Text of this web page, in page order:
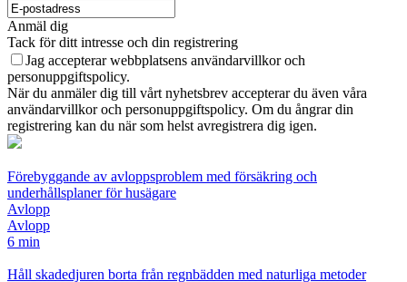
Anmäl dig
Tack för ditt intresse och din registrering
Jag accepterar webbplatsens användarvillkor och
personuppgiftspolicy.
När du anmäler dig till vårt nyhetsbrev accepterar du även våra
användarvillkor och personuppgiftspolicy. Om du ångrar din
registrering kan du när som helst avregistrera dig igen.
Förebyggande av avloppsproblem med försäkring och
underhållsplaner för husägare
Avlopp
Avlopp
6 min
Håll skadedjuren borta från regnbädden med naturliga metoder